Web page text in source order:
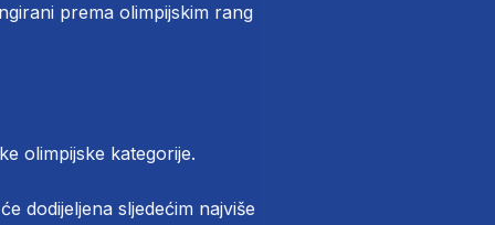
prema olimpijskim rang
olimpijske kategorije.
dodijeljena sljedećim najviše